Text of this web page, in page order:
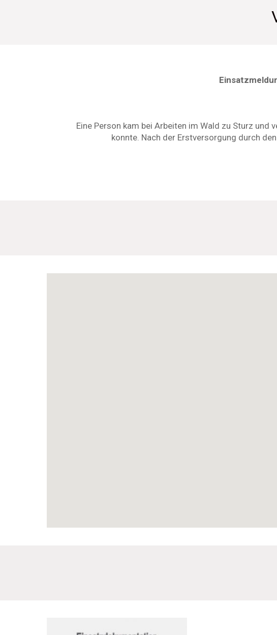
Eine Person kam bei Arbeiten im Wald zu Sturz
konnte. Nach der Erstversorgung durch